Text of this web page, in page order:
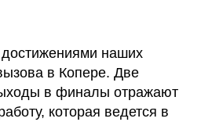
наших
в Копере. Две
в финалы отражают
которая ведется в